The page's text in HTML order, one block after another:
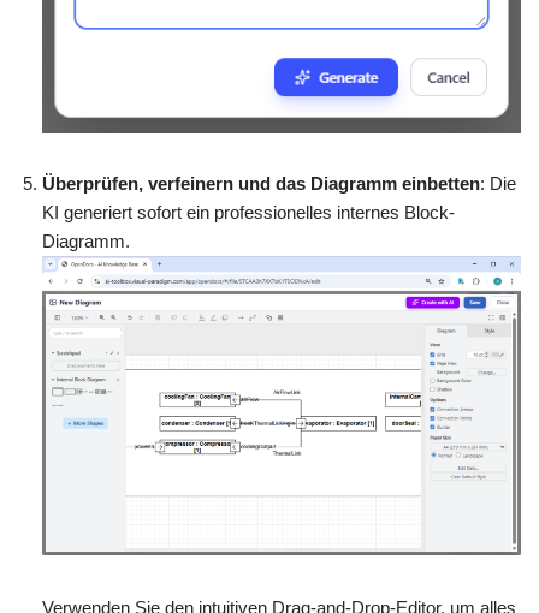
Überprüfen, verfeinern und das Diagramm einbetten: Die
KI generiert sofort ein professionelles internes Block-
Diagramm.
Verwenden Sie den intuitiven Drag-and-Drop-Editor, um alles